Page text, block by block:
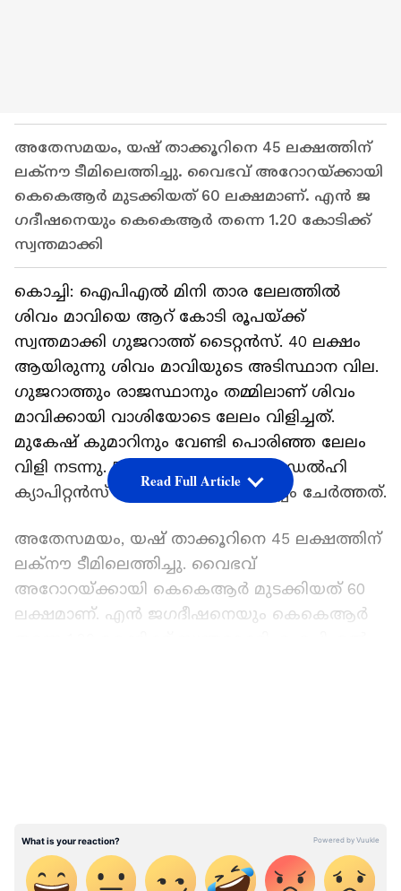
അതേസമയം, യഷ് താക്കൂറിനെ 45 ലക്ഷത്തിന്
ലക്നൗ ടീമിലെത്തിച്ചു. വൈഭവ് അറോറയ്ക്കായി
കെകെആർ മുടക്കിയത് 60 ലക്ഷമാണ്. എൻ ജ​
ഗദീഷനെയും കെകെആർ തന്നെ 1.20 കോടിക്ക്
സ്വന്തമാക്കി
കൊച്ചി: ഐപിഎൽ മിനി താര ലേലത്തിൽ
ശിവം മാവിയെ ആറ് കോടി രൂപയ്ക്ക്
സ്വന്തമാക്കി ​ഗുജറാത്ത് ടൈറ്റൻസ്. 40 ലക്ഷം
ആയിരുന്നു ശിവം മാവിയുടെ അടിസ്ഥാന വില. ​
ഗുജറാത്തും രാജസ്ഥാനും തമ്മിലാണ് ശിവം
മാവിക്കായി വാശിയോടെ ലേലം വിളിച്ചത്.
മുകേഷ് കുമാറിനും വേണ്ടി പൊരിഞ്ഞ ലേലം
വിളി നടന്നു. 5.5 കോടിക്ക് ഒടുവിൽ ഡൽഹി
ക്യാപിറ്റൻസ് മുകേഷിനെ ടീമിനൊപ്പം ചേർത്തത്.
അതേസമയം, യഷ് താക്കൂറിനെ 45 ലക്ഷത്തിന്
ലക്നൗ ടീമിലെത്തിച്ചു. വൈഭവ്
അറോറയ്ക്കായി കെകെആർ മുടക്കിയത് 60
ലക്ഷമാണ്. എൻ ജ​ഗദീഷനെയും കെകെആർ
സജീവമായി രംഗത്തുണ്ടായിരുന്നു.
Read Full Article